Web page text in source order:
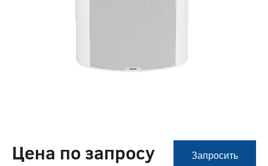
Цена по запросу Запросить